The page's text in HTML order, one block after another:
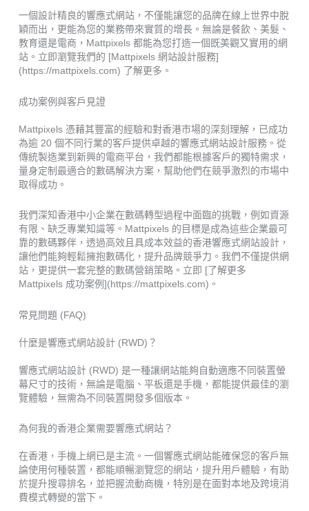
一個設計精良的響應式網站，不僅能讓您的品牌在線上世界中脫
穎而出，更能為您的業務帶來實質的增長。無論是餐飲、美髮、
教育還是電商，Mattpixels 都能為您打造一個既美觀又實用的網
站。立即瀏覽我們的 [Mattpixels 網站設計服務]
(https://mattpixels.com) 了解更多。
成功案例與客戶見證
Mattpixels 憑藉其豐富的經驗和對香港市場的深刻理解，已成功
為逾 20 個不同行業的客戶提供卓越的響應式網站設計服務。從
傳統製造業到新興的電商平台，我們都能根據客戶的獨特需求，
量身定制最適合的數碼解決方案，幫助他們在競爭激烈的市場中
取得成功。
我們深知香港中小企業在數碼轉型過程中面臨的挑戰，例如資源
有限、缺乏專業知識等。Mattpixels 的目標是成為這些企業最可
靠的數碼夥伴，透過高效且具成本效益的香港響應式網站設計，
讓他們能夠輕鬆擁抱數碼化，提升品牌競爭力。我們不僅提供網
站，更提供一套完整的數碼營銷策略。立即 [了解更多
Mattpixels 成功案例](https://mattpixels.com)。
常見問題 (FAQ)
什麼是響應式網站設計 (RWD)？
響應式網站設計 (RWD) 是一種讓網站能夠自動適應不同裝置螢
幕尺寸的技術，無論是電腦、平板還是手機，都能提供最佳的瀏
覽體驗，無需為不同裝置開發多個版本。
為何我的香港企業需要響應式網站？
在香港，手機上網已是主流。一個響應式網站能確保您的客戶無
論使用何種裝置，都能順暢瀏覽您的網站，提升用戶體驗，有助
於提升搜尋排名，並把握流動商機，特別是在面對本地及跨境消
費模式轉變的當下。